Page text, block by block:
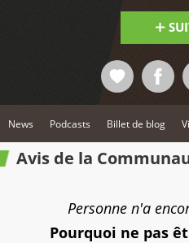
News Podcasts Billet de blog
Avis de la
Personne n'a
Pourquoi ne pas